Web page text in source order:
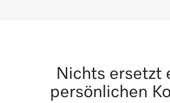
Nichts ersetzt
persönlichen